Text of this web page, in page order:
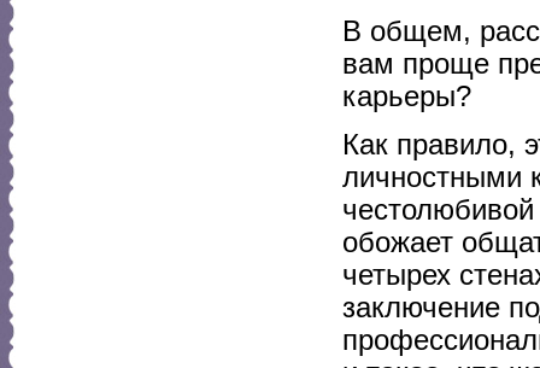
В общем,
вам проще
карьеры?
Как правило,
личностными
обожает
четырех
заключение